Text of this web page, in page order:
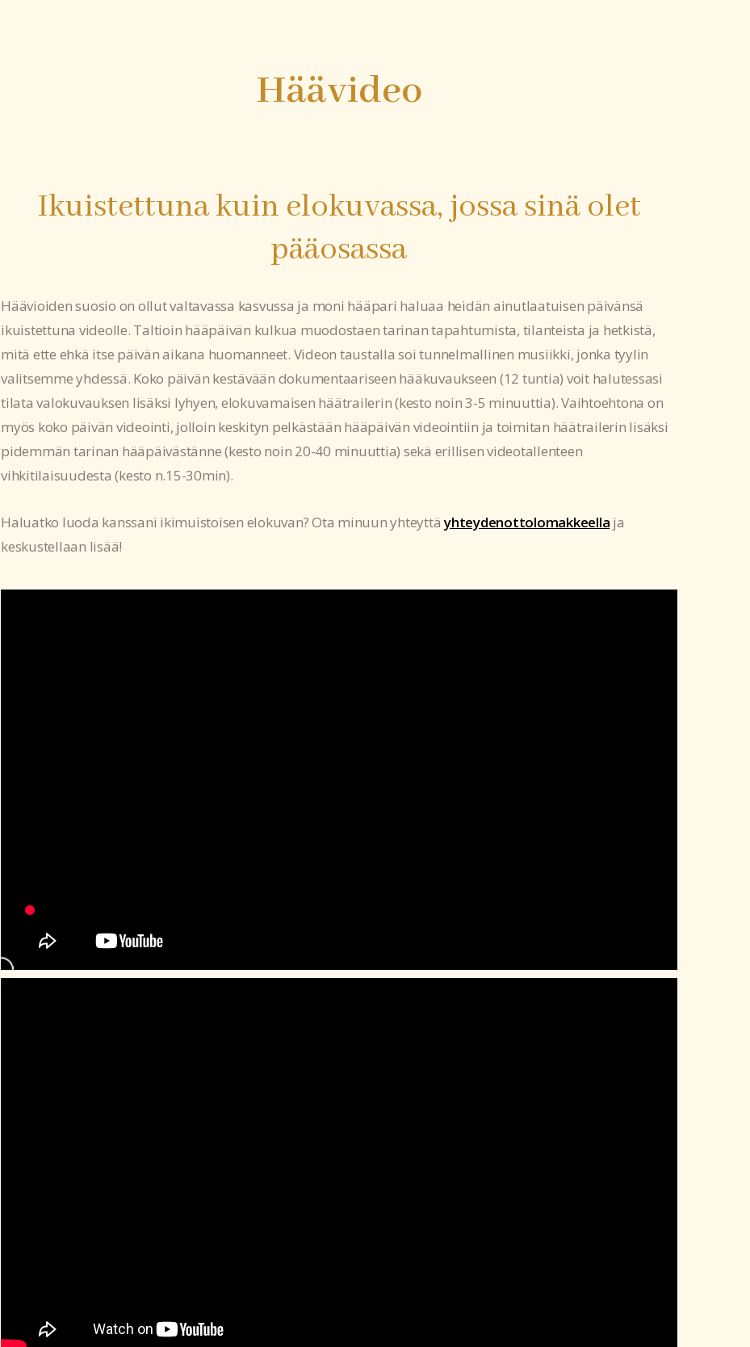
Häävideo
Ikuistettuna kuin elokuvassa, jossa sinä olet
pääosassa
Häävioiden suosio on ollut valtavassa kasvussa ja moni hääpari haluaa heidän ainutlaatuisen päivänsä
ikuistettuna videolle. Taltioin hääpäivän kulkua muodostaen tarinan tapahtumista, tilanteista ja hetkistä,
mitä ette ehkä itse päivän aikana huomanneet. Videon taustalla soi tunnelmallinen musiikki, jonka tyylin
valitsemme yhdessä. Koko päivän kestävään dokumentaariseen hääkuvaukseen (12 tuntia) voit halutessasi
tilata valokuvauksen lisäksi lyhyen, elokuvamaisen häätrailerin (kesto noin 3-5 minuuttia). Vaihtoehtona on
myös koko päivän videointi, jolloin keskityn pelkästään hääpäivän videointiin ja toimitan häätrailerin lisäksi
pidemmän tarinan hääpäivästänne (kesto noin 20-40 minuuttia) sekä erillisen videotallenteen
vihkitilaisuudesta (kesto n.15-30min).
Haluatko luoda kanssani ikimuistoisen elokuvan? Ota minuun yhteyttäyhteydenottolomakkeella ja
keskustellaan lisää!